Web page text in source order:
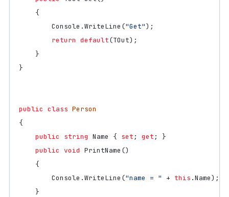
{
Console .WriteLine ("Get");
return default(TOut);
}
}
public class Person
{
public
string Name { set; get;
}
public void PrintName ()
{
Console .WriteLine ("name = " + this .Name);
}